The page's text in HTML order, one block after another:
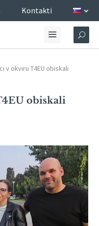
Kontakti
v okviru T4EU obiskali
obiskali